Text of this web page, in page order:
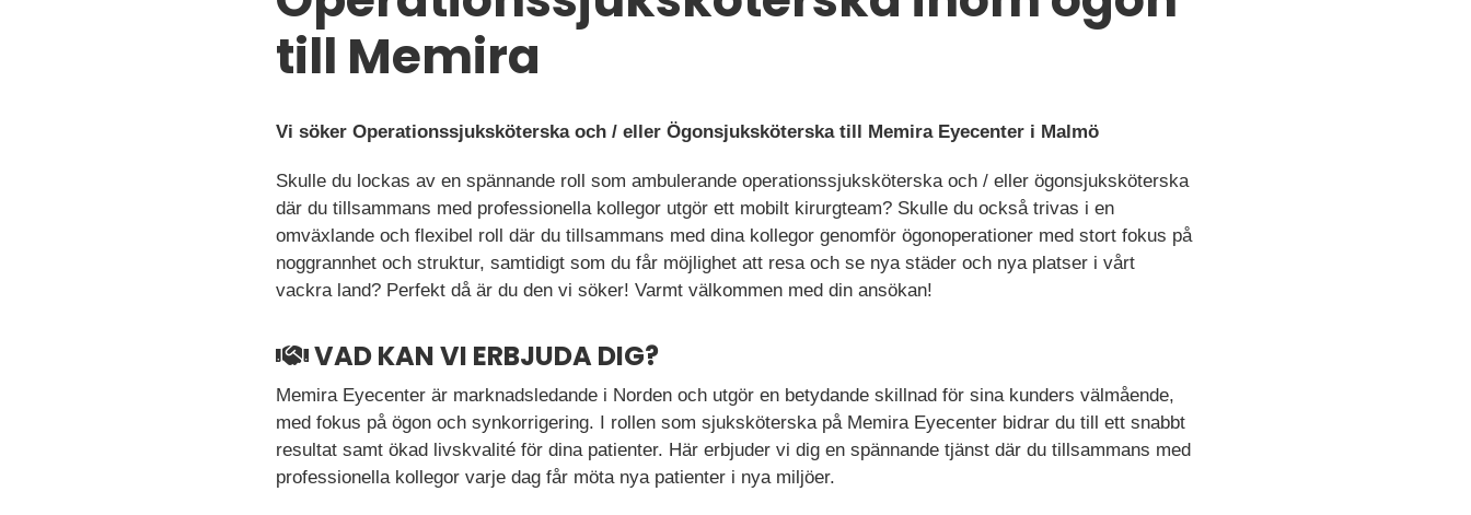
till Memira
Vi söker Operationssjuksköterska och / eller Ögonsjuksköterska till Memira Eyecenter i Malmö
Skulle du lockas av en spännande roll som ambulerande operationssjuksköterska och / eller ögonsjuksköterska
där du tillsammans med professionella kollegor utgör ett mobilt kirurgteam? Skulle du också trivas i en
omväxlande och flexibel roll där du tillsammans med dina kollegor genomför ögonoperationer med stort fokus på
noggrannhet och struktur, samtidigt som du får möjlighet att resa och se nya städer och nya platser i vårt
vackra land? Perfekt då är du den vi söker! Varmt välkommen med din ansökan!
VAD KAN VI ERBJUDA DIG?
Memira Eyecenter är marknadsledande i Norden och utgör en betydande skillnad för sina kunders välmående,
med fokus på ögon och synkorrigering. I rollen som sjuksköterska på Memira Eyecenter bidrar du till ett snabbt
resultat samt ökad livskvalité för dina patienter. Här erbjuder vi dig en spännande tjänst där du tillsammans med
professionella kollegor varje dag får möta nya patienter i nya miljöer.